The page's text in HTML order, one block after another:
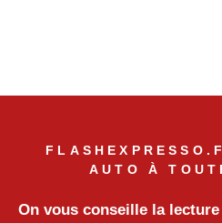
AUTO À
On vous conseille la